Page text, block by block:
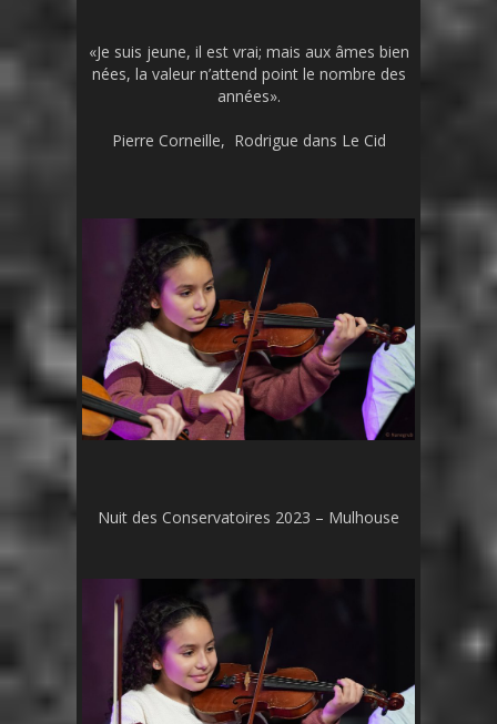
«Je suis jeune, il est vrai; mais aux âmes bien
nées, la valeur n’attend point le nombre des
années».
Pierre Corneille, Rodrigue dans Le Cid
Nuit des Conservatoires 2023 – Mulhouse